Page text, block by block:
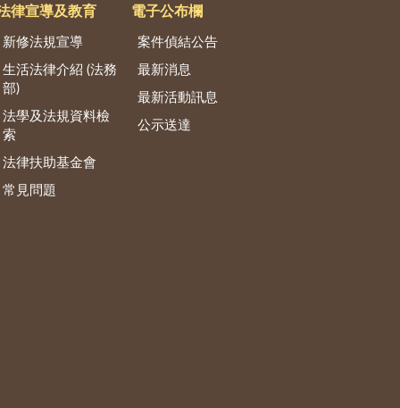
律宣導及教育
新修法規宣導
生活法律介紹 (法務
部)
法學及法規資料檢
索
法律扶助基金會
常見問題
電子公布欄
案件偵結公告
最新消息
最新活動訊息
公示送達